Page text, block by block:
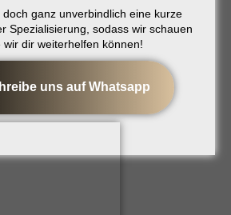
ganz unverbindlich eine kurze
Spezialisierung, sodass wir schauen
dir weiterhelfen können!
uns auf Whatsapp